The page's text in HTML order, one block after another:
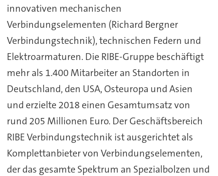
innovativen mechanischen
Verbindungselementen (Richard Bergner
Verbindungstechnik), technischen Federn und
Elektroarmaturen. Die RIBE-Gruppe beschäftigt
mehr als 1.400 Mitarbeiter an Standorten in
Deutschland, den USA, Osteuropa und Asien
und erzielte 2018 einen Gesamtumsatz von
rund 205 Millionen Euro. Der Geschäftsbereich
RIBE Verbindungstechnik ist ausgerichtet als
Komplettanbieter von Verbindungselementen,
der das gesamte Spektrum an Spezialbolzen und